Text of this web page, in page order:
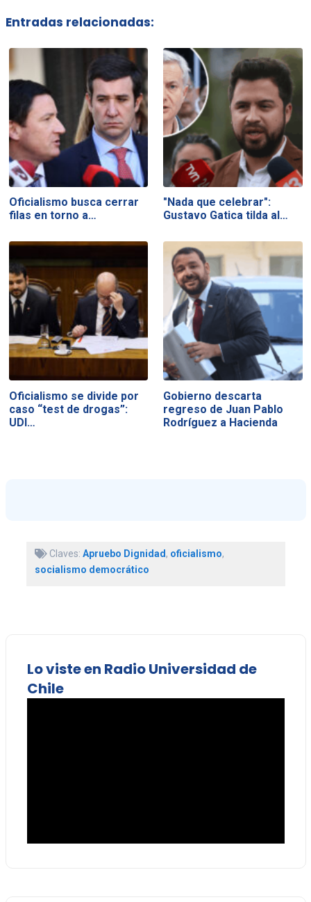
Entradas relacionadas:
Oficialismo busca cerrar
filas en torno a…
"Nada que celebrar":
Gustavo Gatica tilda al…
Oficialismo se divide por
caso “test de drogas”:
UDI…
Gobierno descarta
regreso de Juan Pablo
Rodríguez a Hacienda
Claves: Apruebo Dignidad , oficialismo,
socialismo democrático
Lo viste en Radio Universidad de
Chile